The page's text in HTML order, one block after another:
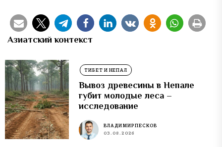
Азиатский контекст
ТИБЕТ И НЕПАЛ
Вывоз древесины в Непале
губит молодые леса –
исследование
ВЛАДИМИР ПЕСКОВ
03.08.2026